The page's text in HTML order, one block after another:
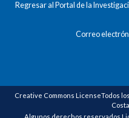
Regresar al Portal de la
Correo
Creative Commons LicenseTodos